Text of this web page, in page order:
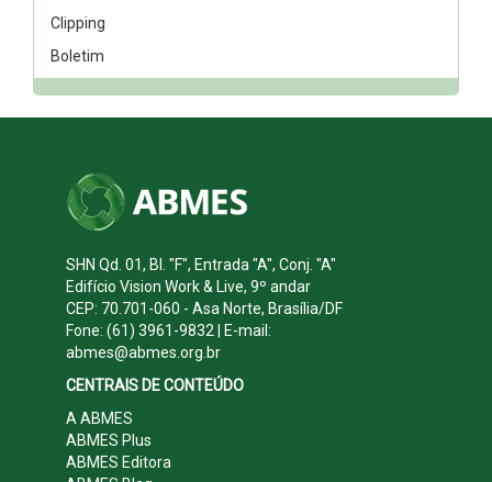
Clipping
Boletim
SHN Qd. 01, Bl. "F", Entrada "A", Conj. "A"
Edifício Vision Work & Live, 9º andar
CEP: 70.701-060 - Asa Norte, Brasília/DF
Fone: (61) 3961-9832 | E-mail:
abmes@abmes.org.br
CENTRAIS DE CONTEÚDO
A ABMES
ABMES Plus
ABMES Editora